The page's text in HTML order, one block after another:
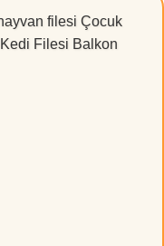
filesi Çocuk
Filesi Balkon